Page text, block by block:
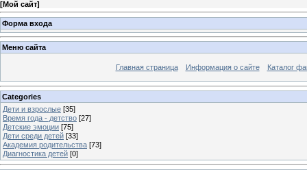
[Мой сайт]
Форма входа
Меню сайта
Главная страница Информация о сайте Каталог
Categories
Дети и взрослые [35]
Время года - детство [27]
Детские эмоции [75]
Дети среди детей [33]
Академия родительства [73]
Диагностика детей [0]